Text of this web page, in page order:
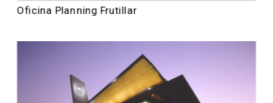
Oficina Planning Frutillar